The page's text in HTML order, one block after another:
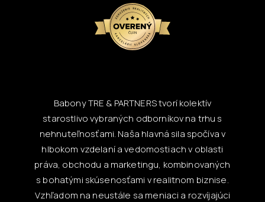
Babony TRE & PARTNERS tvorí kolektív
starostlivo vybraných odborníkov na trhu s
nehnuteľnosťami. Naša hlavná sila spočíva v
hlbokom vzdelaní a vedomostiach v oblasti
práva, obchodu a marketingu, kombinovaných
s bohatými skúsenosťami v realitnom biznise.
Vzhľadom na neustále sa meniaci a rozvíjajúci